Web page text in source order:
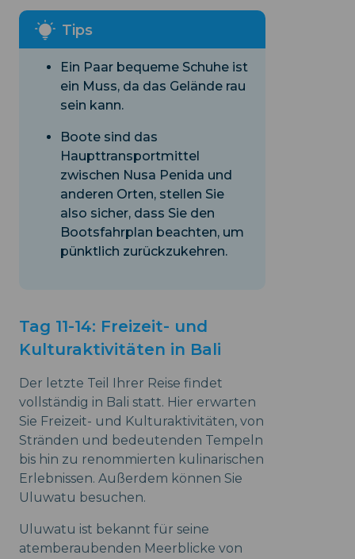
Ein Paar bequeme Schuhe ist
ein Muss, da das Gelände rau
sein kann.
Boote sind das
Haupttransportmittel
zwischen Nusa Penida und
anderen Orten, stellen Sie
also sicher, dass Sie den
Bootsfahrplan beachten, um
pünktlich zurückzukehren.
Tag 11-14: Freizeit- und
Kulturaktivitäten in Bali
Der letzte Teil Ihrer Reise findet
vollständig in Bali statt. Hier erwarten
Sie Freizeit- und Kulturaktivitäten, von
Stränden und bedeutenden Tempeln
bis hin zu renommierten kulinarischen
Erlebnissen. Außerdem können Sie
Uluwatu besuchen.
Uluwatu ist bekannt für seine
atemberaubenden Meerblicke von